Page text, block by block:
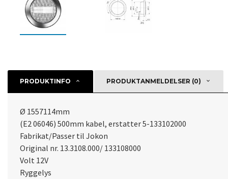
PRODUKTINFO PRODUKTANMELDELSER (0)
Ø 1557114mm
(E2 06046) 500mm kabel, erstatter 5-133102000
Fabrikat/Passer til Jokon
Original nr. 13.3108.000/ 133108000
Volt 12V
Ryggelys